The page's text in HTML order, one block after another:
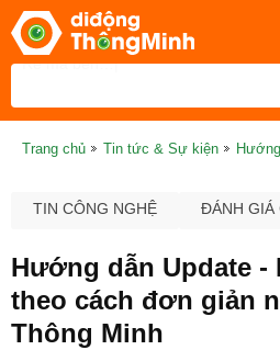
Trang chủ Tin tức & Sự kiện
TIN CÔNG NGHỆ ĐÁNH GIÁ
Hướng dẫn Update -
theo cách đơn giản
Thông Minh